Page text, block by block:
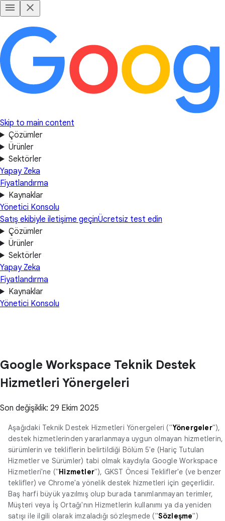
Skip to main content
Çözümler
Ürünler
Sektörler
Yapay Zeka
Fiyatlandırma
Kaynaklar
Yönetici Konsolu
Satış ekibiyle iletişime geçinÜcretsiz test edin
Çözümler
Ürünler
Sektörler
Yapay Zeka
Fiyatlandırma
Kaynaklar
Yönetici Konsolu
Google Workspace Teknik Destek
Hizmetleri Yönergeleri
Son değişiklik: 29 Ekim 2025
Aşağıdaki Teknik Destek Hizmetleri Yönergeleri ("Yönergeler"),
destek hizmetlerinden yararlanmaya uygun olmayan hizmetlerin,
sürümlerin ve tekliflerin belirtildiği Bölüm 5'e (Hariç Tutulan
Hizmetler ve Sürümler) tabi olmak kaydıyla Google Workspace
Hizmetleri'ne ("Hizmetler"), GKST Öncesi Teklifler'e (ve benzer
teklifler) ve Chrome'a yönelik destek hizmetleri için geçerlidir.
Baş harfi büyük yazılmış olup burada tanımlanmayan terimler,
Müşteri veya İş Ortağı'nın Hizmetlerin kullanımı ya da yeniden
satışı ile ilgili olarak imzaladığı sözleşmede ("Sözleşme")